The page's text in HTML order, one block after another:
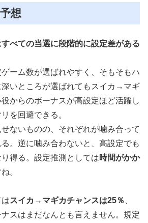
想
べての当選に段階的に設定差がある
ーム数が選ばれやすく、そもそもハ
深いところが選ばれてもスイカ→マギ
からのボーナスが高設定ほど活躍し
を回避できる。
ないものの、それぞれが噛み合って
。逆に噛み合わないと、高設定でも
得る。設定推測としては時間がかか
。
スイカ→マギカチャンスは25％
スはまだなんとも言えません。規定